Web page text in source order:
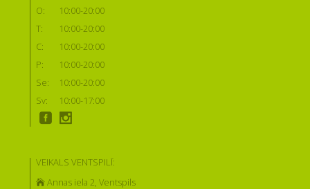
O:
10:00-20:00
T:
10:00-20:00
C:
10:00-20:00
P:
10:00-20:00
Se:
10:00-20:00
Sv:
10:00-17:00
VEIKALS VENTSPILĪ:
Annas iela 2, Ventspils